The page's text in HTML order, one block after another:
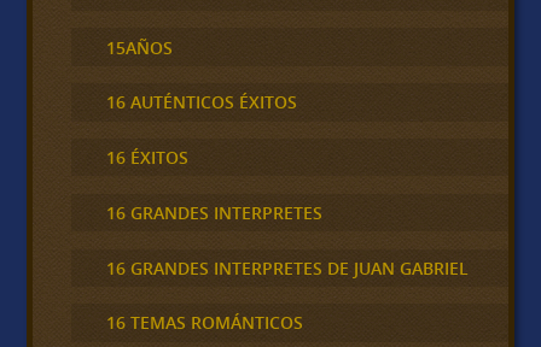
15AÑOS
16 AUTÉNTICOS ÉXITOS
16 ÉXITOS
16 GRANDES INTERPRETES
16 GRANDES INTERPRETES DE JUAN GABRIEL
16 TEMAS ROMÁNTICOS